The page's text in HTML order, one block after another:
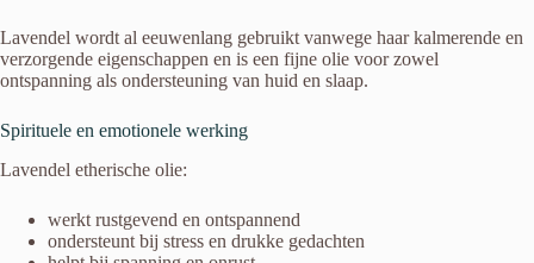
Lavendel wordt al eeuwenlang gebruikt vanwege haar kalmerende en
verzorgende eigenschappen en is een fijne olie voor zowel
ontspanning als ondersteuning van huid en slaap.
Spirituele en emotionele werking
Lavendel etherische olie:
werkt rustgevend en ontspannend
ondersteunt bij stress en drukke gedachten